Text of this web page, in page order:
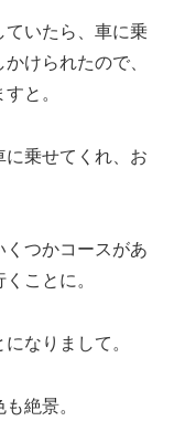
ていたら、車に乗
けられたので、
と。
に乗せてくれ、お
くつかコースがあ
ことに。
なりまして。
絶景。